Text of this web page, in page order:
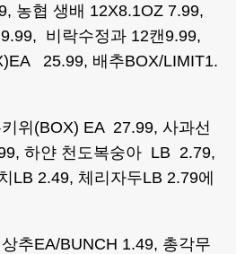
농협 생배 12X8.1OZ 7.99,
비락수정과 12캔9.99,
25.99, 배추BOX/LIMIT1.
위(BOX) EA 27.99, 사과선
하얀 천도복숭아 LB 2.79,
LB 2.49, 체리자두LB 2.79에
추EA/BUNCH 1.49, 총각무